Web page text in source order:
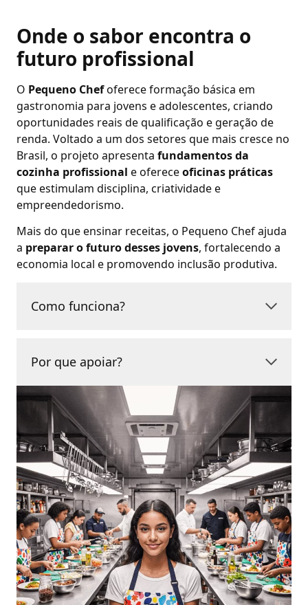
Onde o sabor encontra o
futuro profissional
O Pequeno Chefoferece formação básica em
gastronomia para jovens e adolescentes, criando
oportunidades reais de qualificação e geração de
renda. Voltado a um dos setores que mais cresce no
Brasil, o projeto apresenta fundamentos da
cozinha profissional e ofereceoficinas práticas
que estimulam disciplina, criatividade e
empreendedorismo.
Mais do que ensinar receitas, o Pequeno Chef ajuda
a preparar o futuro desses jovens, fortalecendo a
economia local e promovendo inclusão produtiva.
Como funciona?
Por que apoiar?